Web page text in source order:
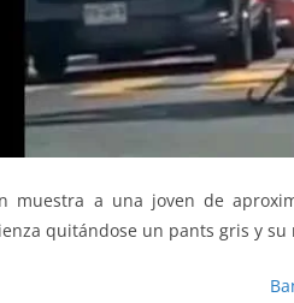
muestra a una joven de
quitándose un pants gris y